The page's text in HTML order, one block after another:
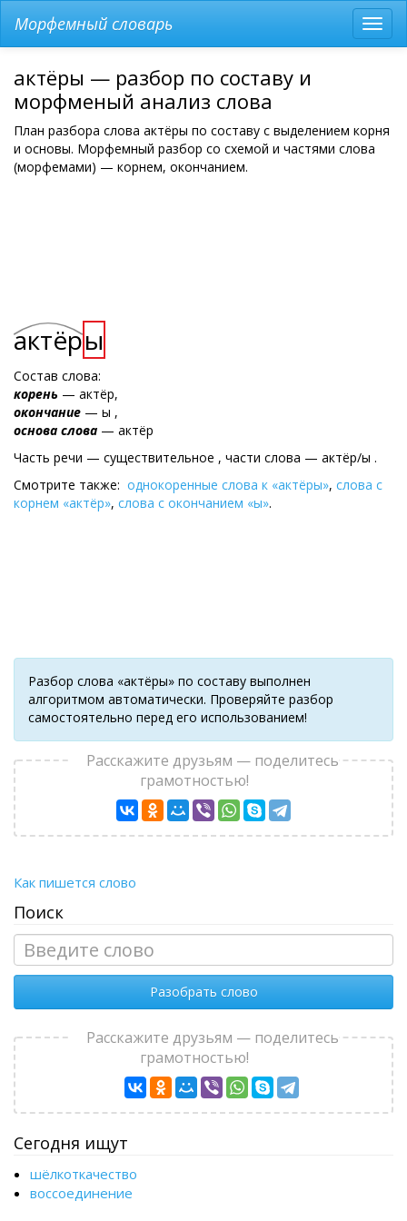
меню
Морфемный словарь
актёры — разбор по составу и
морфменый анализ слова
План разбора слова актёры по составу с выделением корня
и основы. Морфемный разбор со схемой и частями слова
(морфемами) — корнем, окончанием.
актёры
Состав слова:
корень — актёр,
окончание — ы ,
основа слова — актёр
Часть речи — существительное , части слова — актёр/ы .
Смотрите также: однокоренные слова к «актёры», слова с
корнем «актёр», слова с окончанием «ы».
Разбор слова «актёры» по составу выполнен
алгоритмом автоматически. Проверяйте разбор
самостоятельно перед его использованием!
Расскажите друзьям — поделитесь
грамотностью!
Как пишется слово
Поиск
Разобрать слово
Расскажите друзьям — поделитесь
грамотностью!
Сегодня ищут
шёлкоткачество
воссоединение